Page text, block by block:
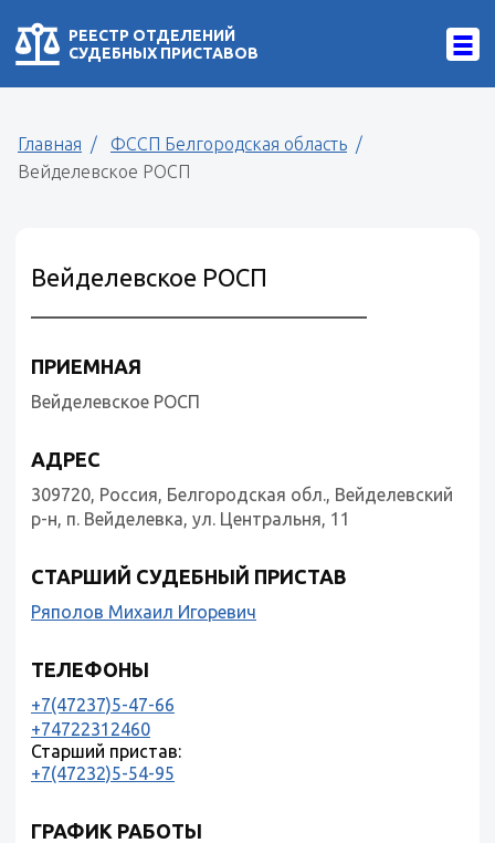
РЕЕСТР ОТДЕЛЕНИЙ
СУДЕБНЫХ ПРИСТАВОВ
Главная
ФССП Белгородская область
Вейделевское РОСП
Вейделевское РОСП
ПРИЕМНАЯ
Вейделевское РОСП
АДРЕС
309720, Россия, Белгородская обл., Вейделевский
р-н, п. Вейделевка, ул. Центральня, 11
СТАРШИЙ СУДЕБНЫЙ ПРИСТАВ
Ряполов Михаил Игоревич
ТЕЛЕФОНЫ
+7(47237)5-47-66
+74722312460
Старший пристав:
+7(47232)5-54-95
ГРАФИК РАБОТЫ